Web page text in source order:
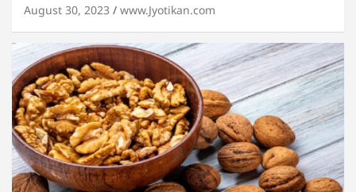
August 30, 2023 www.Jyotikan.com